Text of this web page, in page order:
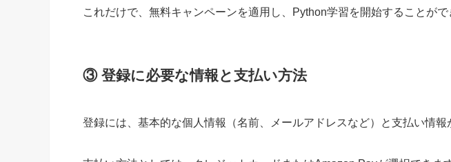
これだけで、無料キャンペーンを適用し、Python学習を開始することがで
③ 登録に必要な情報と支払い方法
登録には、基本的な個人情報（名前、メールアドレスなど）と支払い情報